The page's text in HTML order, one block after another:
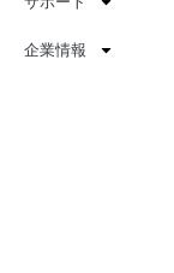
企業情報